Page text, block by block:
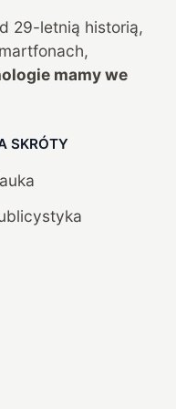
29-letnią historią,
mamy we
SKRÓTY